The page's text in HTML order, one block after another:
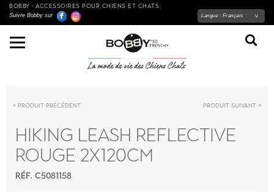
BOBBY - ACCESSOIRES POUR CHIENS ET CHATS
Suivre Bobby sur Langue : Français
Produit précédent Produit suivant
HIKING LEASH REFLECTIVE
ROUGE 2X120CM
RÉF. C5081158